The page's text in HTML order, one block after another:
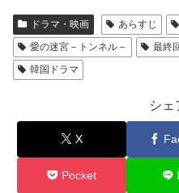
ドラマ・映画 あらすじ
愛の迷宮－トンネル－
最終
韓国ドラマ
シェ
X
Pocket